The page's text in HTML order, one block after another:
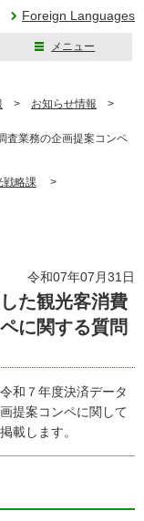
Foreign Languages
メニュー
> お知らせ情報 >
査業務の企画提案コンペ
戦略課 >
令和07年07月31日
た観光客消費
に関する質問
和７年度決済データ
提案コンペに関して
載します。